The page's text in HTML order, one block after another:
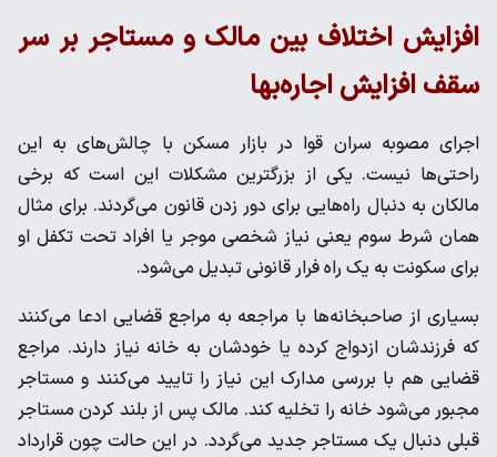
افزایش اختلاف بین مالک و مستاجر بر سر
سقف افزایش اجاره‌بها
اجرای مصوبه سران قوا در بازار مسکن با چالش‌های به این
راحتی‌ها نیست. یکی از بزرگترین مشکلات این است که برخی
مالکان به دنبال راه‌هایی برای دور زدن قانون می‌گردند. برای مثال
همان شرط سوم یعنی نیاز شخصی موجر یا افراد تحت تکفل او
برای سکونت به یک راه فرار قانونی تبدیل می‌شود.
بسیاری از صاحبخانه‌ها با مراجعه به مراجع قضایی ادعا می‌کنند
که فرزندشان ازدواج کرده یا خودشان به خانه نیاز دارند. مراجع
قضایی هم با بررسی مدارک این نیاز را تایید می‌کنند و مستاجر
مجبور می‌شود خانه را تخلیه کند. مالک پس از بلند کردن مستاجر
قبلی دنبال یک مستاجر جدید می‌گردد. در این حالت چون قرارداد